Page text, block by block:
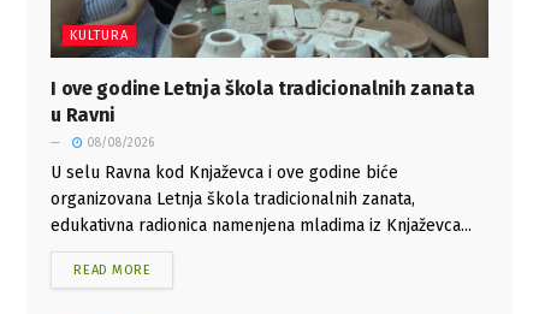
KULTURA
I ove godine Letnja škola tradicionalnih zanata
u Ravni
08/08/2026
U selu Ravna kod Knjaževca i ove godine biće
organizovana Letnja škola tradicionalnih zanata,
edukativna radionica namenjena mladima iz Knjaževca...
READ MORE